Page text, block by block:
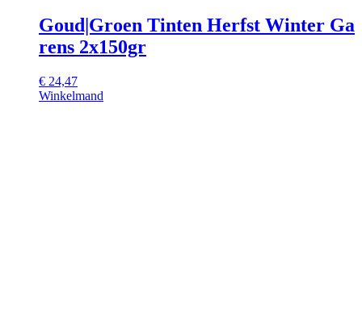
Goud|Groen Tinten Herfst Winter Ga
rens 2x150gr
€ 24,47
Winkelmand